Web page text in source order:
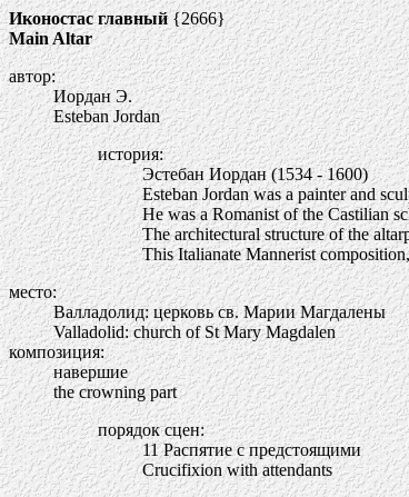
Иконостас главный{2666}
Main Altar
автор:
Иордан Э.
Esteban Jordan
история:
Эстебан Иордан (1534 - 1600)
Esteban Jordan was a painter and
He was a Romanist of the Castilian
The architectural structure of the
This Italianate Mannerist
место:
Валладолид: церковь св. Марии Магдалены
Valladolid: church of St Mary Magdalen
композиция:
навершие
the crowning part
порядок сцен:
11 Распятие с предстоящими
Crucifixion with attendants